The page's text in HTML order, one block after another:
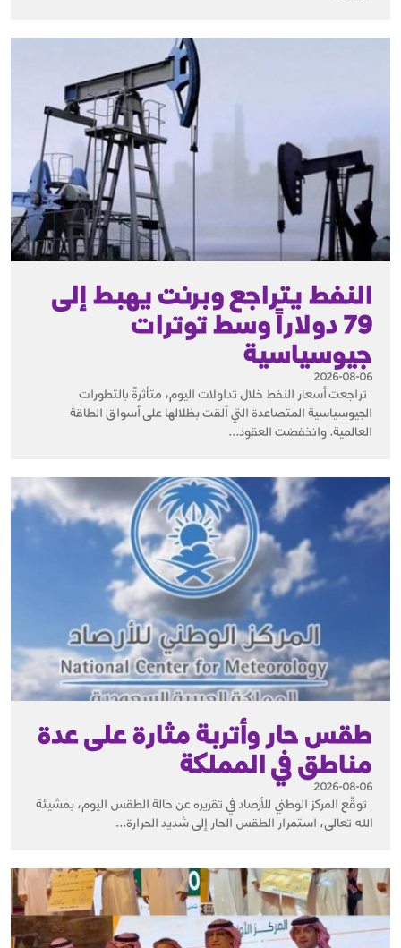
النفط يتراجع وبرنت يهبط إلى
79 دولاراً وسط توترات
جيوسياسية
2026-08-06
تراجعت أسعار النفط خلال تداولات اليوم، متأثرةً بالتطورات
الجيوسياسية المتصاعدة التي ألقت بظلالها على أسواق الطاقة
العالمية. وانخفضت العقود...
طقس حار وأتربة مثارة على عدة
مناطق في المملكة
2026-08-06
توقّع المركز الوطني للأرصاد في تقريره عن حالة الطقس اليوم، بمشيئة
الله تعالى، استمرار الطقس الحار إلى شديد الحرارة...